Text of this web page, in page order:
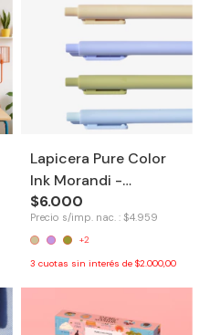
Lapicera Pure Color
Ink Morandi -
Primavera
$6.000
Precio s/imp. nac. : $4.959
+2
3 cuotas sin interés de $2.000,00